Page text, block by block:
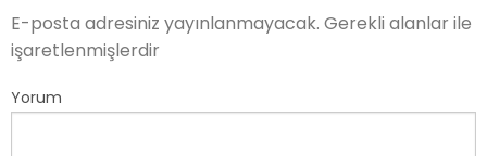
E-posta adresiniz yayınlanmayacak. Gerekli alanlar ile
işaretlenmişlerdir
Yorum